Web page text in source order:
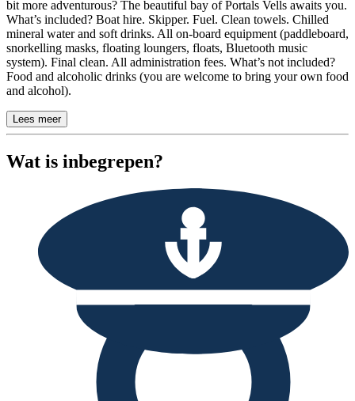
bit more adventurous? The beautiful bay of Portals Vells awaits you.
What’s included? Boat hire. Skipper. Fuel. Clean towels. Chilled
mineral water and soft drinks. All on-board equipment (paddleboard,
snorkelling masks, floating loungers, floats, Bluetooth music
system). Final clean. All administration fees. What’s not included?
Food and alcoholic drinks (you are welcome to bring your own food
and alcohol).
Lees meer
Wat is inbegrepen?